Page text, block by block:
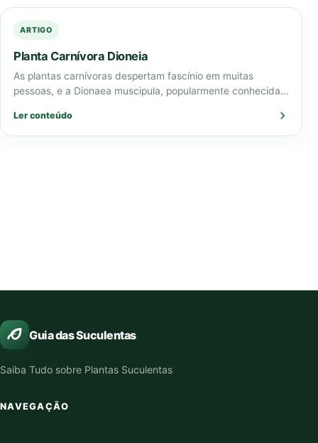
ARTIGO
Planta Carnívora Dioneia
As plantas carnívoras despertam fascínio em muitas
pessoas, e a Dionaea muscipula, popularmente conhecida
…
Ler conteúdo
Guia das Suculentas
Saiba Tudo sobre Plantas Suculentas
NAVEGAÇÃO